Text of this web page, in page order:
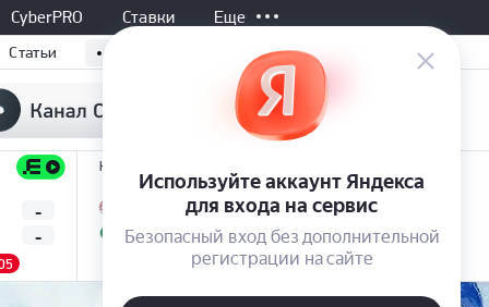
CyberPRO Ставки Еще
Статьи
-
-
Не начался, 20:00
Омония
-
-
1.53
Градец-Кралове
Бешикташ
4.00 3.50
Все матчи